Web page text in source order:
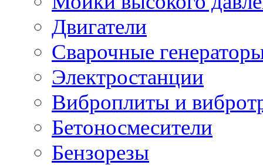
Двигатели
Сварочные
Электростанции
Виброплиты и
Бетоносмесители
Бензорезы